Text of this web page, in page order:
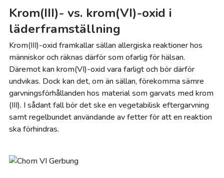
Krom(III)- vs. krom(VI)-oxid i
läderframställning
Krom(III)-oxid framkallar sällan allergiska reaktioner hos
människor och räknas därför som ofarlig för hälsan.
Däremot kan krom(VI)-oxid vara farligt och bör därför
undvikas. Dock kan det, om än sällan, förekomma sämre
garvningsförhållanden hos material som garvats med krom
(III). I sådant fall bör det ske en vegetabilisk eftergarvning
samt regelbundet användande av fetter för att en reaktion
ska förhindras.